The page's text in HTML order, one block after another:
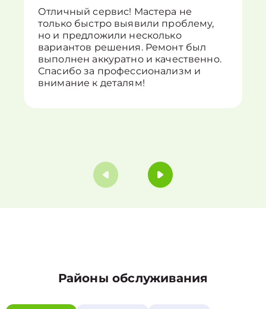
Отличный сервис! Мастера не
только быстро выявили проблему,
но и предложили несколько
вариантов решения. Ремонт был
выполнен аккуратно и качественно.
Спасибо за профессионализм и
внимание к деталям!
Районы обслуживания